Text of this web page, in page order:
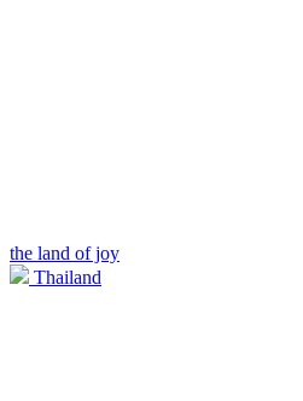
the land of joy
Thailand